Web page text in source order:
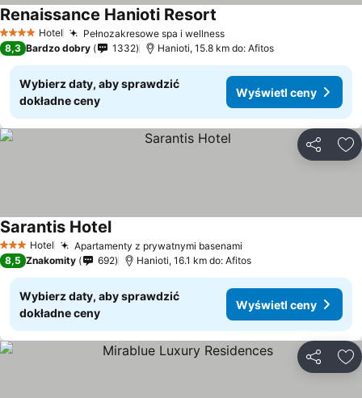
4 KategoriaHotel Pełnozakresowe spa i wellness
Renaissance Hanioti Resort
8,3 Bardzo dobry 1332 Hanioti, 15.8 km do: Afitos
Wybierz daty, aby sprawdzić
dokładne ceny
Wyświetl ceny
3 Kategoria
Hotel Apartamenty z prywatnymi basenami
Sarantis Hotel
8,5 Znakomity 692 Hanioti, 16.1 km do: Afitos
Wybierz daty, aby sprawdzić
dokładne ceny
Wyświetl ceny